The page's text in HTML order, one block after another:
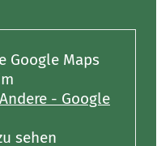
Google Maps
- Google
sehen